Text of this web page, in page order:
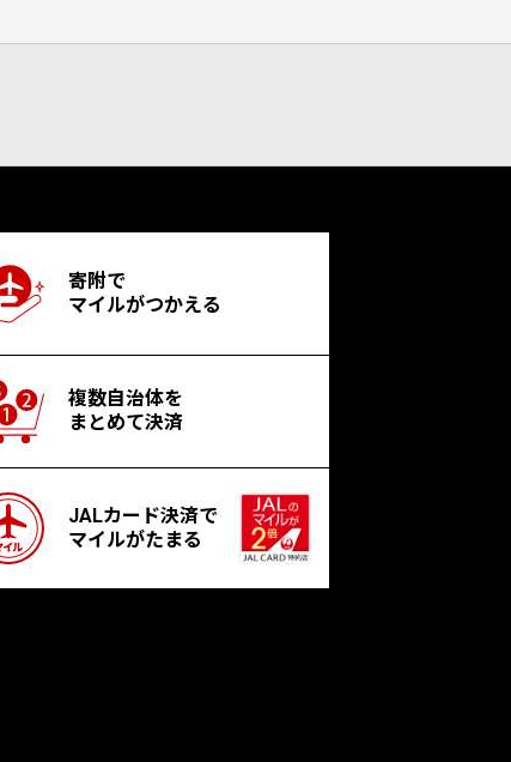
寄附で
マイルがつかえる
複数自治体を
まとめて決済
JALカード決済で
マイルがたまる